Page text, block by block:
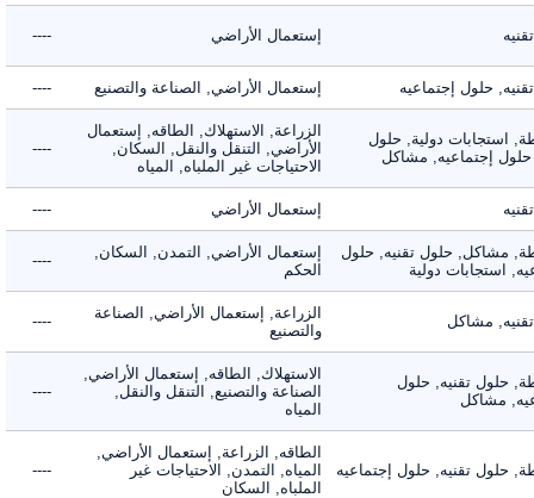
إستعمال الأراضي ----
حلول إجتماعيه إستعمال الأراضي, الصناعة والتصنيع ----
استجابات دولية, حلول
إجتماعيه, مشاكل
الزراعة, الاستهلاك, الطاقه, إستعمال
الأراضي, التنقل والنقل, السكان,
الاحتياجات غير الملباه, المياه
----
إستعمال الأراضي ----
مشاكل, حلول تقنيه, حلول
استجابات دولية
إستعمال الأراضي, التمدن, السكان,
الحكم
----
مشاكل
الزراعة, إستعمال الأراضي, الصناعة
والتصنيع
----
حلول تقنيه, حلول
مشاكل
الاستهلاك, الطاقه, إستعمال الأراضي,
الصناعة والتصنيع, التنقل والنقل,
المياه
----
حلول تقنيه, حلول إجتماعيه
الطاقه, الزراعة, إستعمال الأراضي,
المياه, التمدن, الاحتياجات غير
الملباه, السكان
----